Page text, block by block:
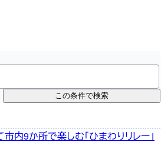
この条件で検索
内9か所で楽しむ「ひまわりリレー」